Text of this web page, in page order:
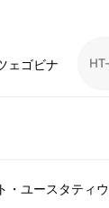
ェゴビナ
・ユースタティ